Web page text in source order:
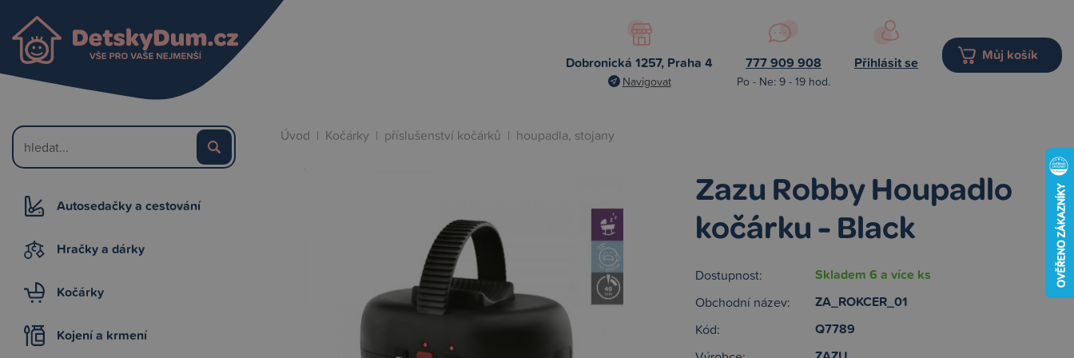
Dobronická 1257, Praha 4
Navigovat
777 909 908
Po - Ne: 9 - 19 hod.
Přihlásit se Můj košík
Autosedačky a cestování
Hračky a dárky
Kočárky
Kojení a krmení
Úvod | Kočárky | příslušenství kočárků | houpadla, stojany
Zazu Robby Houpadlo
kočárku - Black
Dostupnost: Skladem 6 a více ks
Obchodní název: ZA_ROKCER_01
Kód: Q7789